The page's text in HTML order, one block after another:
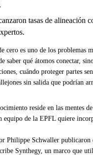
tasas de alineación
cero es uno de los problemas
saber qué átomos conectar,
cuándo proteger partes
sin salida que podrían
reside en las mentes
equipo de la EPFL quiere
Philippe Schwaller publicaron
Synthegy, un marco que